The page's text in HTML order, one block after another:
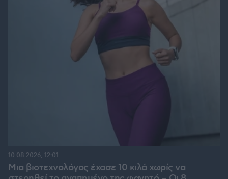
Μια βιοτεχνολόγος έχασε 10 κιλά χωρίς να
10.08.2026, 12:01